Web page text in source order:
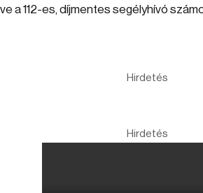
a 112-es, díjmentes segélyhívó
Hirdetés
Hirdetés